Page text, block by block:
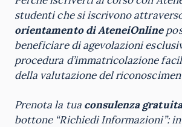
studenti che si iscrivono
orientamento di AteneiOnline
beneficiare di agevolazioni
procedura d’immatricolazione
della valutazione del
Prenota la tua consulenza gratuita
bottone “Richiedi Informazioni”: